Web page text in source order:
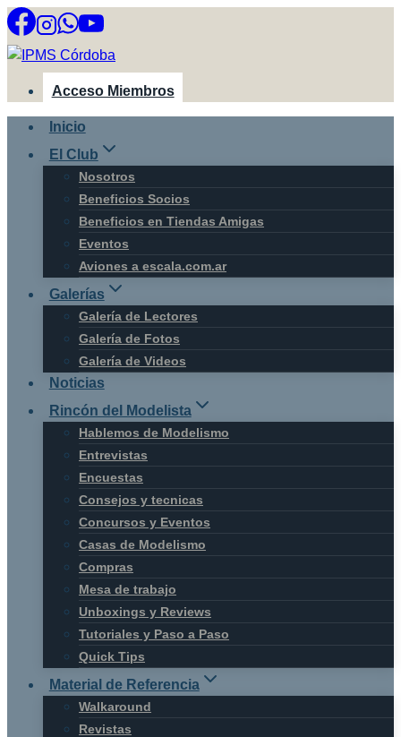
Saltar
al
contenido
Acceso Miembros
Inicio
El Club
Nosotros
Beneficios Socios
Beneficios en Tiendas Amigas
Eventos
Aviones a escala.com.ar
Galerías
Galería de Lectores
Galería de Fotos
Galería de Videos
Noticias
Rincón del Modelista
Hablemos de Modelismo
Entrevistas
Encuestas
Consejos y tecnicas
Concursos y Eventos
Casas de Modelismo
Compras
Mesa de trabajo
Unboxings y Reviews
Tutoriales y Paso a Paso
Quick Tips
Material de Referencia
Walkaround
Revistas